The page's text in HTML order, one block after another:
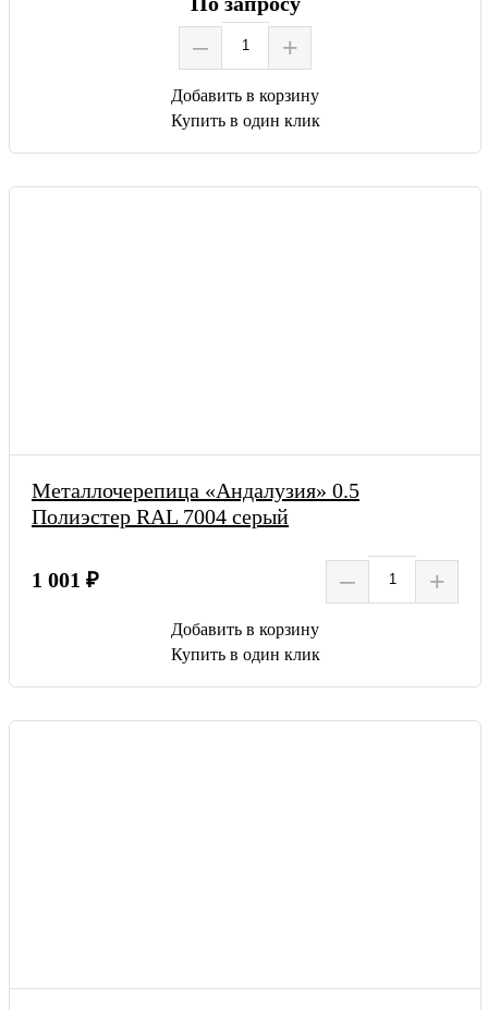
– +
Добавить в корзину
Купить в один клик
Металлочерепица «Андалузия» 0.5
Полиэстер RAL 7004 серый
1 001 ₽ – +
Добавить в корзину
Купить в один клик